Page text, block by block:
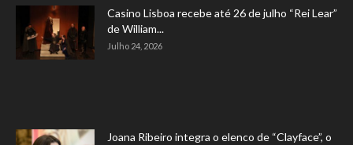
Casino Lisboa recebe até 26 de julho “Rei Lear”
de William...
Julho 24, 2026
Joana Ribeiro integra o elenco de “Clayface”, o